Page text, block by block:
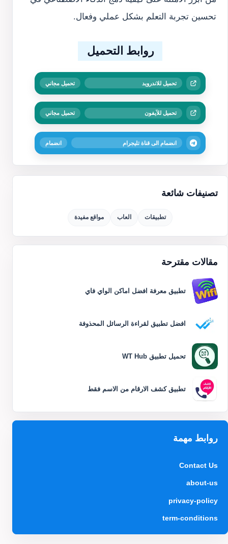
تصنيفات شائعة
تطبيقات العاب مواقع مفيدة
مقالات مقترحة
تطبيق معرفة افضل اماكن الواي فاي
افضل تطبيق لقراءة الرسائل المحذوفة
تحميل تطبيق WT Hub
تطبيق كشف الارقام من الاسم فقط
روابط مهمة
Contact Us
about-us
privacy-policy
term-conditions
تحسين تجربة التعلم بشكل عملي وفعال.
روابط التحميل
تحميل للاندرويد تحميل مجاني
تحميل للآيفون تحميل مجاني
انضمام الى قناة تليجرام انضمام